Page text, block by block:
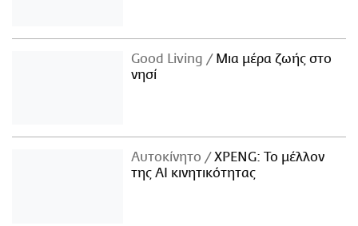
Good Living
Μια μέρα ζωής στο
νησί
Αυτοκίνητο
XPENG: Το μέλλον
της AI κινητικότητας